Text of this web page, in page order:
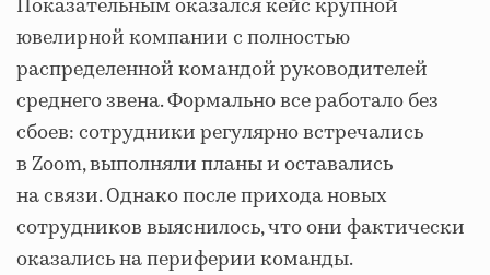
Показательным оказался кейс крупной
ювелирной компании с полностью
распределенной командой руководителей
среднего звена. Формально все работало без
сбоев: сотрудники регулярно встречались
в Zoom, выполняли планы и оставались
на связи. Однако после прихода новых
сотрудников выяснилось, что они фактически
оказались на периферии команды.